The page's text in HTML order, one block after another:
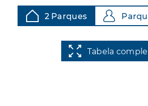
2 Parques
Tabela